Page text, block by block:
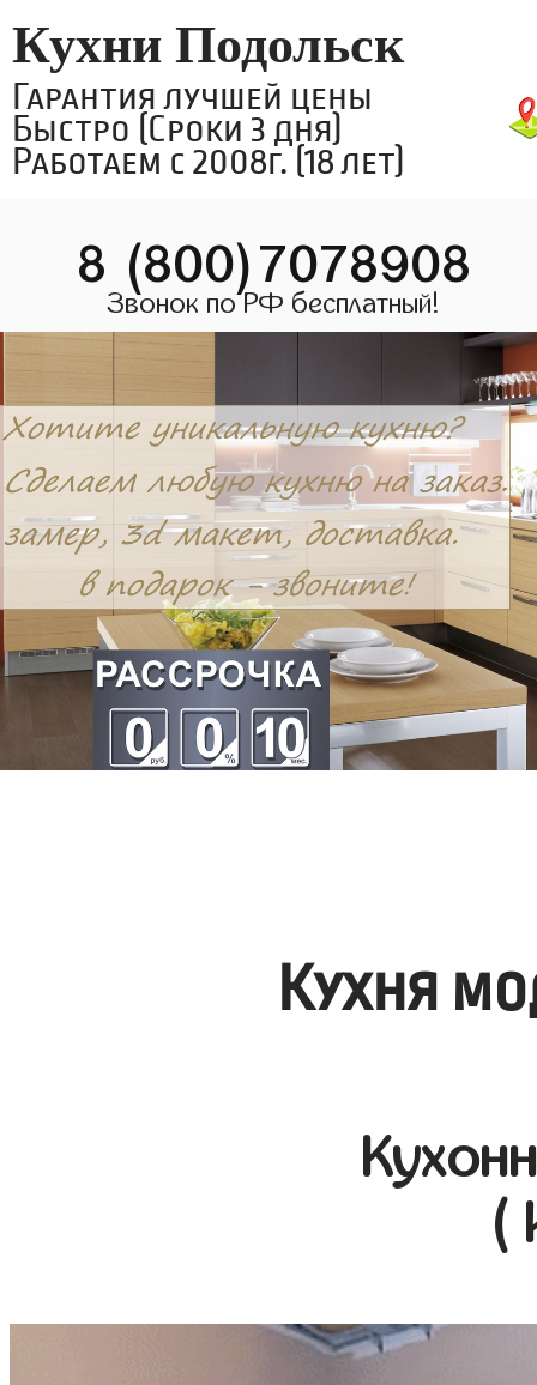
Кухни Подольск
Гарантия лучшей цены
Быстро (Сроки 3 дня)
Работаем с 2008г. (18 лет)
8 (800)7078908
Звонок по РФ бесплатный!
Кухня
(